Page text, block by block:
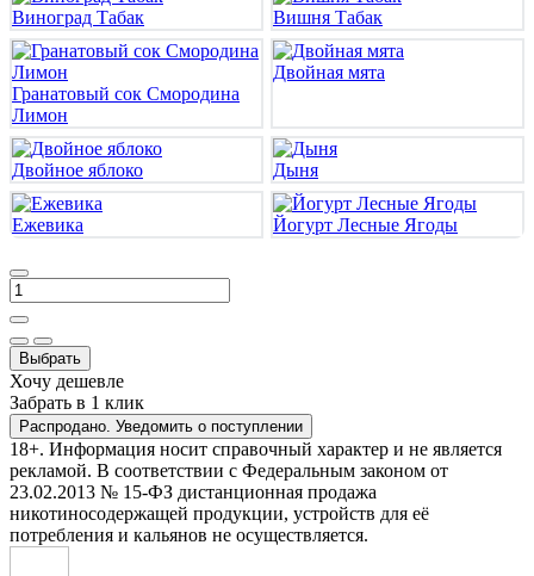
Виноград Табак Вишня Табак
Гранатовый сок Смородина
Лимон
Двойная мята
Двойное яблоко Дыня
Ежевика Йогурт Лесные Ягоды
Выбрать
Хочу дешевле
Забрать в 1 клик
Распродано. Уведомить о поступлении
18+. Информация носит справочный характер и не является
рекламой. В соответствии с Федеральным законом от
23.02.2013 № 15-ФЗ дистанционная продажа
никотиносодержащей продукции, устройств для её
потребления и кальянов не осуществляется.